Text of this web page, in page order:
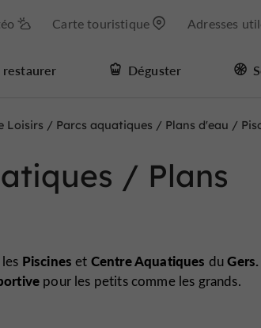
Carte touristique Adresses
restaurer Déguster
Loisirs / Parcs aquatiques / Plans d'eau /
/ Plans
Piscines et Centre Aquatiques duGers.
pour les petits comme les grands.